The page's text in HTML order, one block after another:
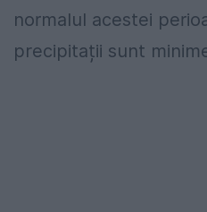
normalul acestei
precipitații sunt